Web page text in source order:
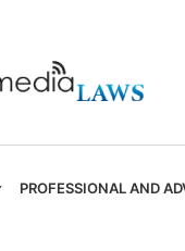
PROFESSIONAL AND